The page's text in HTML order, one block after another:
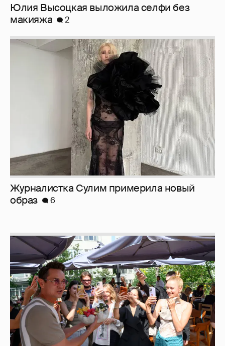
Юлия Высоцкая выложила селфи без
макияжа
2
Журналистка Сулим примерила новый
образ
6